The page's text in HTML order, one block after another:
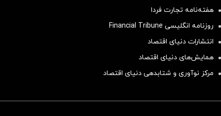
هفته‌نامه تجارت فردا
روزنامه انگلیسی Financial Tribune
انتشارات دنیای اقتصاد
همایش‌های دنیای اقتصاد
مرکز نوآوری و شتابدهی دنیای اقتصاد